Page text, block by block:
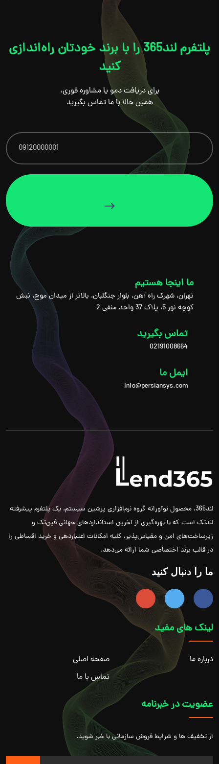
پلتفرم لند365 را با برند خودتان راه‌اندازی
کنید
برای دریافت دمو یا مشاوره فوری،
همین حالا با ما تماس بگیرید
ما اینجا هستیم
تهران، شهرک راه آهن، بلوار جنگلبان، بالاتر از میدان موج، نبش
کوچه نور 5، پلاک 37 واحد منفی 2
تماس بگیرید
02191008664
ایمل ما
info@persiansys.com
لند365، محصول نوآورانه گروه نرم‌افزاری پرشین سیستم، یک پلتفرم پیشرفته
لندتک است که با بهره‌گیری از آخرین استانداردهای جهانی فین‌تک و
زیرساخت‌های امن و مقیاس‌پذیر، کلیه امکانات اعتباردهی و خرید اقساطی را
در قالب برند اختصاصی شما ارائه می‌دهد.
ما را دنبال کنید
لینک های مفید
صفحه اصلی
درباره ما
تماس با ما
عضویت در خبرنامه
از تخفیف ها و شرایط فروش سازمانی با خبر شوید.